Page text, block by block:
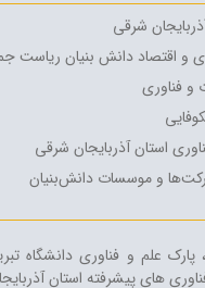
شرقی
و اقتصاد دانش بنیان ریاست
و فناوری
استان آذربایجان شرقی
و موسسات دانش‌بنیان
پارک علم و فناوری دانشگاه
های پیشرفته استان